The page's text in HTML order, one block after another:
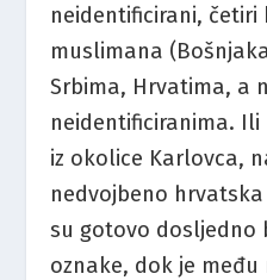
neidentificirani, četiri
muslimana
Srbima, Hrvatima, a
neidentificiranima.
iz okolice Karlovca,
nedvojbeno
su gotovo dosljedno
oznake, dok je